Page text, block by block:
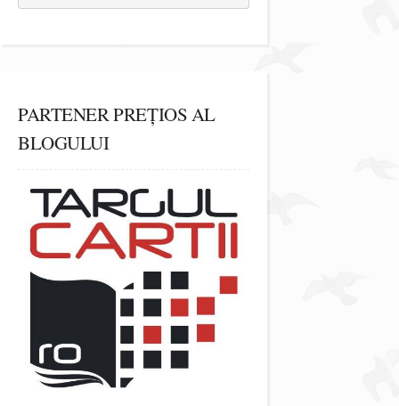
PARTENER PREȚIOS AL
BLOGULUI